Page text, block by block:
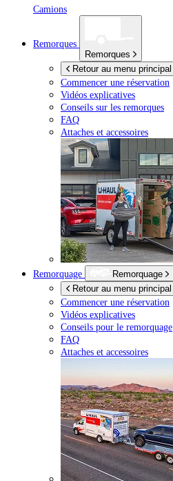
Camions
Remorques
Remorques
Retour au menu principal
Commencer une réservation
Vidéos explicatives
Conseils sur les remorques
FAQ
Attaches et accessoires
Remorquage
Remorquage
Retour au menu principal
Commencer une réservation
Vidéos explicatives
Conseils pour le remorquage
FAQ
Attaches et accessoires